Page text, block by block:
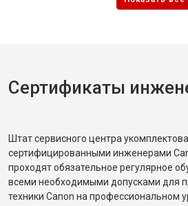
Сертификаты
Штат сервисного центра
сертифицированными инженерами
проходят обязательное регулярное
всеми необходимыми допусками для
техники Canon на профессиональном